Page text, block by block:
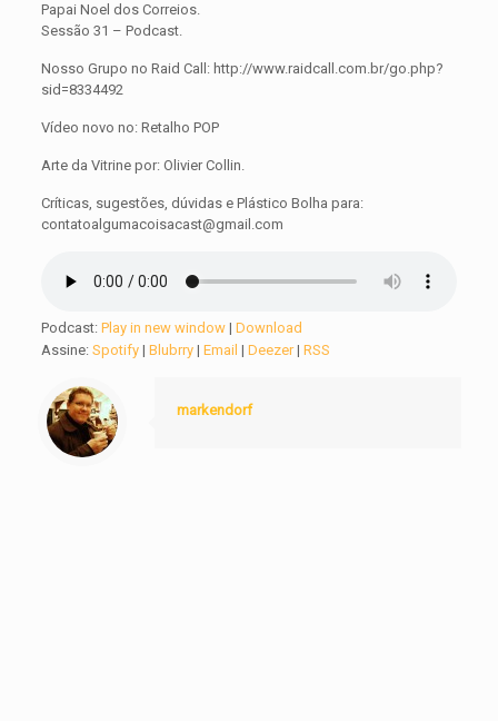
Papai Noel dos Correios.
Sessão 31 – Podcast.
Nosso Grupo no Raid Call: http://www.raidcall.com.br/go.php?
sid=8334492
Vídeo novo no: Retalho POP
Arte da Vitrine por: Olivier Collin.
Críticas, sugestões, dúvidas e Plástico Bolha para:
contatoalgumacoisacast@gmail.com
Podcast:Play in new window |Download
Assine:Spotify |Blubrry |Email |Deezer|RSS
markendorf